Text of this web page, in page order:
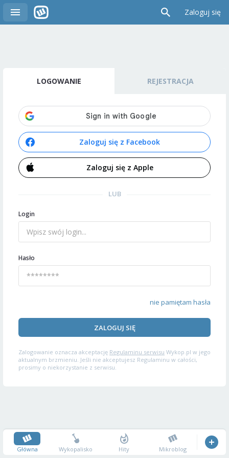
Zaloguj się
LOGOWANIE REJESTRACJA
Zaloguj się z Facebook
Zaloguj się z Apple
LUB
Login
Hasło
nie pamiętam hasła
ZALOGUJ SIĘ
Zalogowanie oznacza akceptację Regulaminu serwisu Wykop.pl w jego
aktualnym brzmieniu. Jeśli nie akceptujesz Regulaminu w całości,
prosimy o niekorzystanie z serwisu.
Główna Wykopalisko Hity Mikroblog